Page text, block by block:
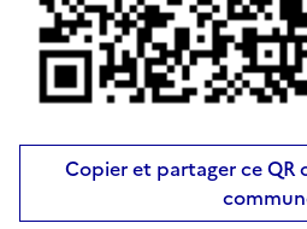
Copier et partager ce QR